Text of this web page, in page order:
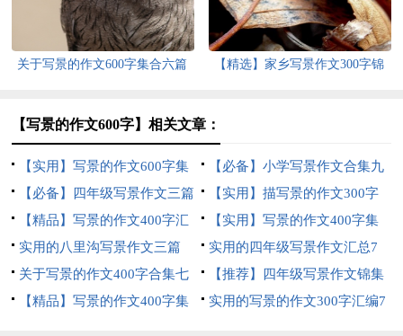
关于写景的作文600字集合六篇
【精选】家乡写景作文300字锦
【写景的作文600字】相关文章：
【实用】写景的作文600字集
合5篇
【必备】小学写景作文合集九
篇
【必备】四年级写景作文三篇
【实用】描写景的作文300字
合集六篇
【精品】写景的作文400字汇
总八篇
【实用】写景的作文400字集
合8篇
实用的八里沟写景作文三篇
实用的四年级写景作文汇总7
篇
关于写景的作文400字合集七
篇
【推荐】四年级写景作文锦集
七篇
【精品】写景的作文400字集
实用的写景的作文300字汇编7